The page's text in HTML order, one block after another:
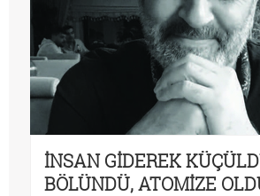
İNSAN GİDEREK
BÖLÜNDÜ, ATOMİZE